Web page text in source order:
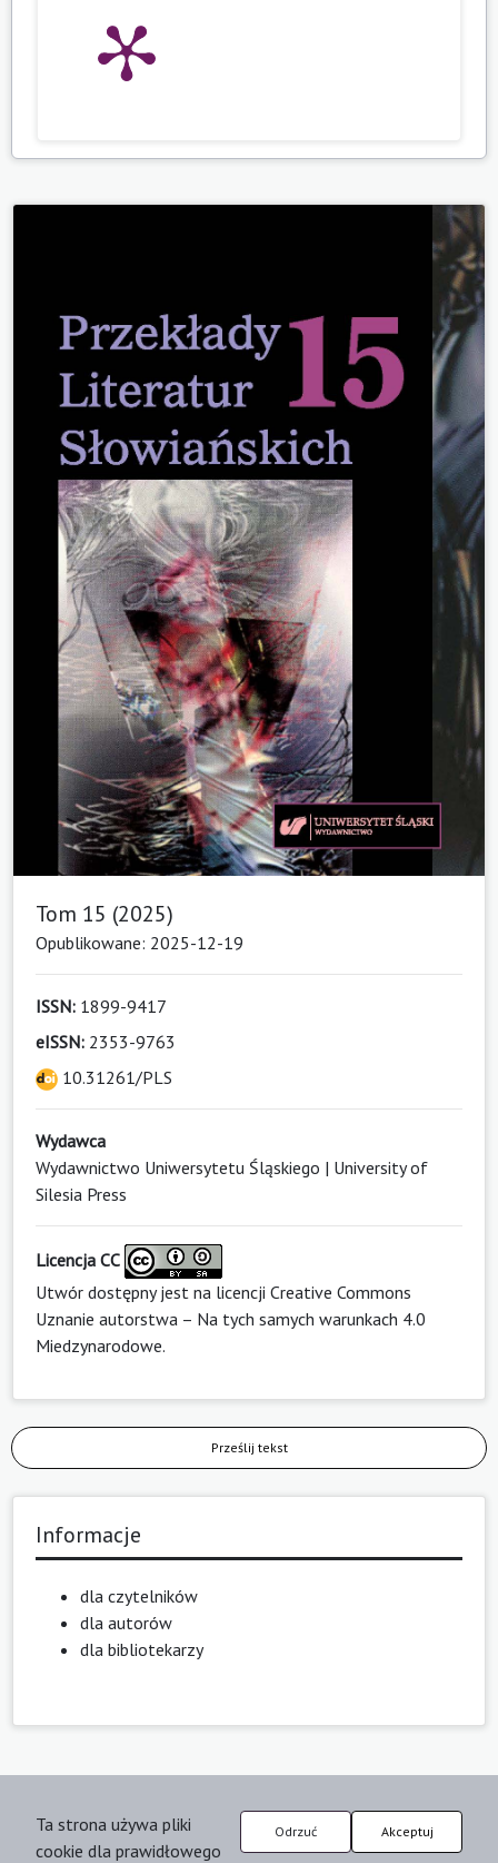
Tom 15 (2025)
Opublikowane: 2025-12-19
ISSN: 1899-9417
eISSN: 2353-9763
10.31261/PLS
Wydawca
Wydawnictwo Uniwersytetu Śląskiego | University of
Silesia Press
Licencja CC
Utwór dostępny jest na licencji Creative Commons
Uznanie autorstwa – Na tych samych warunkach 4.0
Miedzynarodowe.
Prześlij tekst
Informacje
dla czytelników
dla autorów
dla bibliotekarzy
Ta strona używa pliki
cookie dla prawidłowego
Odrzuć Akceptuj